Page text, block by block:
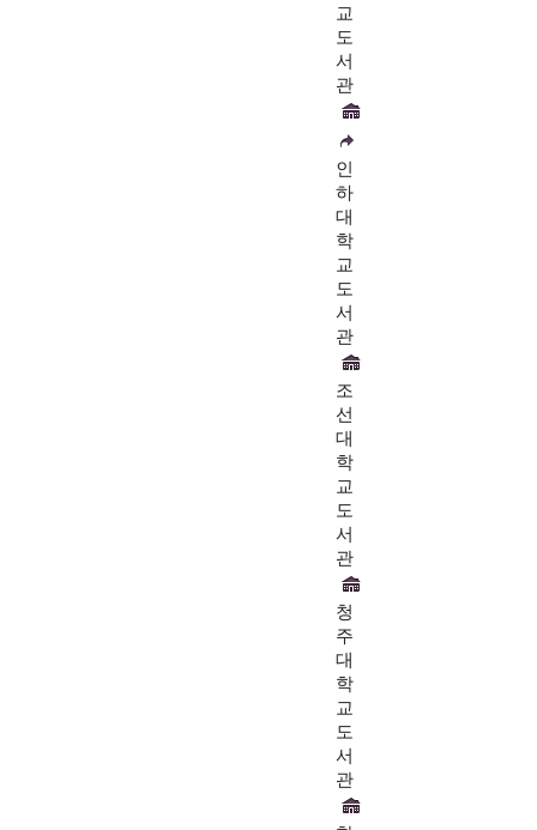
교
도
서
관
인
하
대
학
교
도
서
관
조
선
대
학
교
도
서
관
청
주
대
학
교
도
서
관